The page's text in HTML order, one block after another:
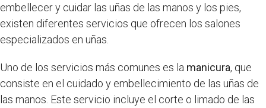
embellecer y cuidar las uñas de las manos y los pies,
existen diferentes servicios que ofrecen los salones
especializados en uñas.
Uno de los servicios más comunes es la manicura, que
consiste en el cuidado y embellecimiento de las uñas de
las manos. Este servicio incluye el corte o limado de las